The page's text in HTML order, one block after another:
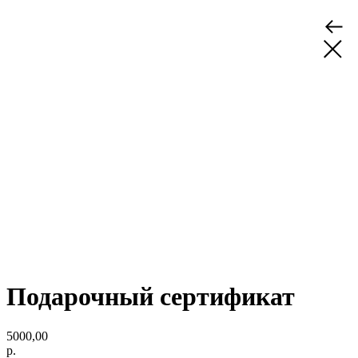
Подарочный сертификат
5000,00
р.